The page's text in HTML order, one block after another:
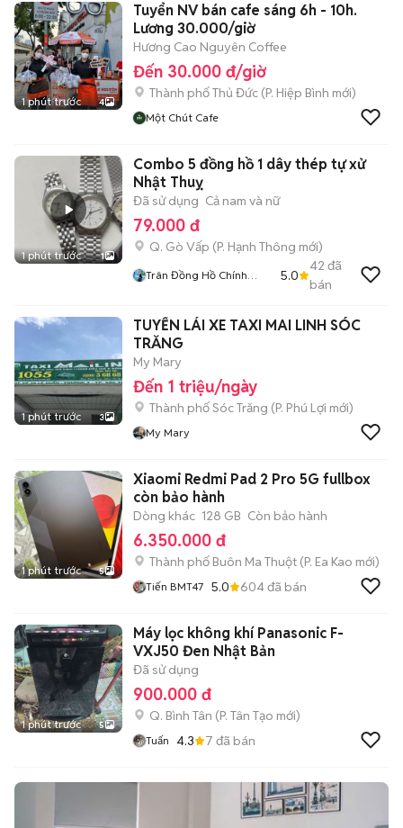
1 phút trước 4
Tuyển NV bán cafe sáng 6h - 10h.
Lương 30.000/giờ
Hương Cao Nguyên Coffee
Đến 30.000 đ/giờ
Thành phố Thủ Đức (P. Hiệp Bình mới)
Một Chút Cafe
1 phút trước 1
Combo 5 đồng hồ 1 dây thép tự xử
Nhật Thuỵ
Đã sử dụng Cả nam và nữ
79.000 đ
Q. Gò Vấp (P. Hạnh Thông mới)
Trân Đồng Hồ Chính
5.0
42 đã
bán
1 phút trước 3
TUYỂN LÁI XE TAXI MAI LINH SÓC
TRĂNG
My Mary
Đến 1 triệu/ngày
Thành phố Sóc Trăng (P. Phú Lợi mới)
My Mary
1 phút trước 5
Xiaomi Redmi Pad 2 Pro 5G fullbox
còn bảo hành
Dòng khác 128 GB Còn bảo hành
6.350.000 đ
Thành phố Buôn Ma Thuột (P. Ea Kao mới)
Tiến BMT47 5.0 604đã bán
1 phút trước 5
Máy lọc không khí Panasonic F-
VXJ50 Đen Nhật Bản
Đã sử dụng
900.000 đ
Q. Bình Tân (P. Tân Tạo mới)
Tuấn 4.3 7 đã bán